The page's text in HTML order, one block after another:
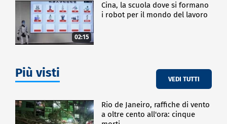
02:15
Cina, la scuola dove si formano
i robot per il mondo del lavoro
Più visti VEDI TUTTI
Rio de Janeiro, raffiche di vento
a oltre cento all'ora: cinque